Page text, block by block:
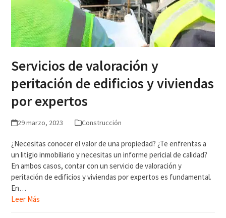
Servicios de valoración y
peritación de edificios y viviendas
por expertos
29 marzo, 2023 Construcción
¿Necesitas conocer el valor de una propiedad? ¿Te enfrentas a
un litigio inmobiliario y necesitas un informe pericial de calidad?
En ambos casos, contar con un servicio de valoración y
peritación de edificios y viviendas por expertos es fundamental.
En…
Leer Más